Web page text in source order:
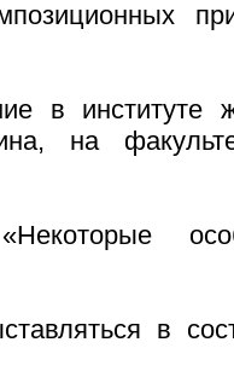
в институте
на
в